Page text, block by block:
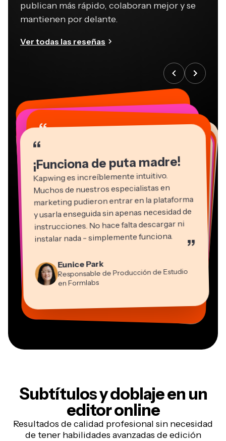
publican más rápido, colaboran mejor y se
mantienen por delante.
Ver todas las reseñas
“
¡Funciona de puta madre!
Kapwing es increíblemente intuitivo.
Muchos de nuestros especialistas en
marketing pudieron entrar en la plataforma
y usarla enseguida sin apenas necesidad de
instrucciones. No hace falta descargar ni
instalar nada - simplemente funciona. ”
Eunice Park
Responsable de Producción de Estudio
en Formlabs
“
“
Grant Taleck
Panos Papagapiou
Socio Director en EPATHLON
“
Kerry-lee Farla
Youtuber
Gracie Peng
Director de Contenidos
“
Martin James
Heidi Rae
Educación
“
Natasha Ball
Consultor
“
Mitch Rawlings
“
Dina Segovia
Trabajador freelance virtual
Subtítulos y doblajeen un
editor online
Resultados de calidad profesional sin necesidad
de tener habilidades avanzadas de edición